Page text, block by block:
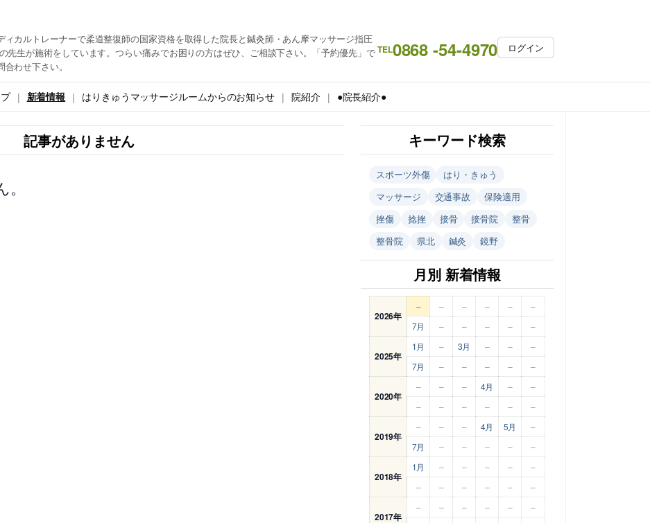
ィカルトレーナーで柔道整復師の国家資格を取得した院長と鍼灸師・あん摩マッサージ指圧
先生が施術をしています。つらい痛みでお困りの方はぜひ、ご相談下さい。「予約優先」で
わせ下さい。
TEL0868 -54-4970 ログイン
新着情報 はりきゅうマッサージルームからのお知らせ 院紹介 ●院長紹介●
記事がありません キーワード検索
スポーツ外傷
はり・きゅう
マッサージ
交通事故
保険適用
挫傷
捻挫 接骨 接骨院
整骨
整骨院
県北 鍼灸 鏡野
月別 新着情報
2026年
– – – – –
–
7月
– – – – –
2025年
1月 – 3月 – –
–
7月
– – – – –
2020年
– – – 4月 –
–
–
– – – – –
2019年
– – – 4月 5月
–
7月
– – – – –
2018年
1月 – – – –
–
–
– – – – –
2017年
– – – – –
–